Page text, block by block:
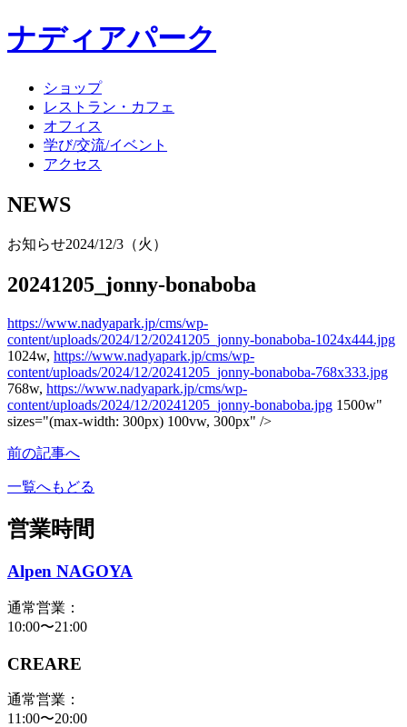
ナディアパーク
ショップ
レストラン・カフェ
オフィス
学び/交流/イベント
アクセス
NEWS
お知らせ2024/12/3（火）
20241205_jonny-bonaboba
https://www.nadyapark.jp/cms/wp-
content/uploads/2024/12/20241205_jonny-bonaboba-1024x444.jpg
1024w, https://www.nadyapark.jp/cms/wp-
content/uploads/2024/12/20241205_jonny-bonaboba-768x333.jpg
768w, https://www.nadyapark.jp/cms/wp-
content/uploads/2024/12/20241205_jonny-bonaboba.jpg 1500w"
sizes="(max-width: 300px) 100vw, 300px" />
前の記事へ
一覧へもどる
営業時間
Alpen NAGOYA
通常営業：
10:00〜21:00
CREARE
通常営業：
11:00〜20:00